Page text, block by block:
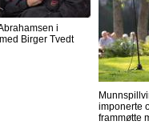
i
Birger Tvedt
imponerte
frammøtte